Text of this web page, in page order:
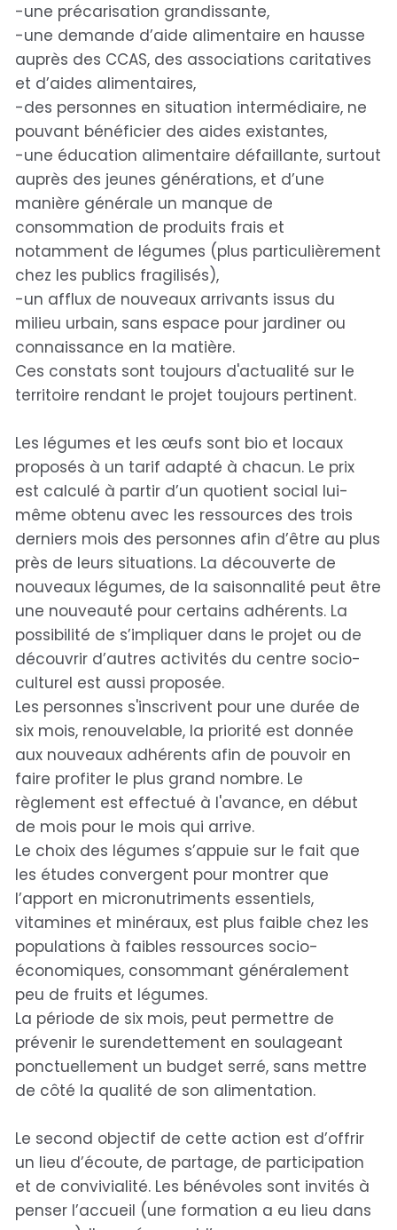
-une précarisation grandissante,
-une demande d’aide alimentaire en hausse
auprès des CCAS, des associations caritatives
et d’aides alimentaires,
-des personnes en situation intermédiaire, ne
pouvant bénéficier des aides existantes,
-une éducation alimentaire défaillante, surtout
auprès des jeunes générations, et d’une
manière générale un manque de
consommation de produits frais et
notamment de légumes (plus particulièrement
chez les publics fragilisés),
-un afflux de nouveaux arrivants issus du
milieu urbain, sans espace pour jardiner ou
connaissance en la matière.
Ces constats sont toujours d'actualité sur le
territoire rendant le projet toujours pertinent.
Les légumes et les œufs sont bio et locaux
proposés à un tarif adapté à chacun. Le prix
est calculé à partir d’un quotient social lui-
même obtenu avec les ressources des trois
derniers mois des personnes afin d’être au plus
près de leurs situations. La découverte de
nouveaux légumes, de la saisonnalité peut être
une nouveauté pour certains adhérents. La
possibilité de s’impliquer dans le projet ou de
découvrir d’autres activités du centre socio-
culturel est aussi proposée.
Les personnes s'inscrivent pour une durée de
six mois, renouvelable, la priorité est donnée
aux nouveaux adhérents afin de pouvoir en
faire profiter le plus grand nombre. Le
règlement est effectué à l'avance, en début
de mois pour le mois qui arrive.
Le choix des légumes s’appuie sur le fait que
les études convergent pour montrer que
l’apport en micronutriments essentiels,
vitamines et minéraux, est plus faible chez les
populations à faibles ressources socio-
économiques, consommant généralement
peu de fruits et légumes.
La période de six mois, peut permettre de
prévenir le surendettement en soulageant
ponctuellement un budget serré, sans mettre
de côté la qualité de son alimentation.
Le second objectif de cette action est d’offrir
un lieu d’écoute, de partage, de participation
et de convivialité. Les bénévoles sont invités à
penser l’accueil (une formation a eu lieu dans